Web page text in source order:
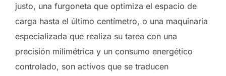
justo, una furgoneta que optimiza el espacio de
carga hasta el último centímetro, o una maquinaria
especializada que realiza su tarea con una
precisión milimétrica y un consumo energético
controlado, son activos que se traducen